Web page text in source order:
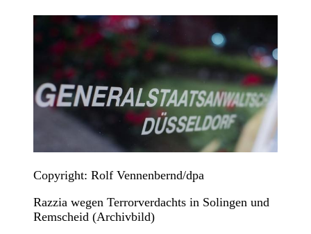
Copyright: Rolf Vennenbernd/dpa
Razzia wegen Terrorverdachts in Solingen und
Remscheid (Archivbild)